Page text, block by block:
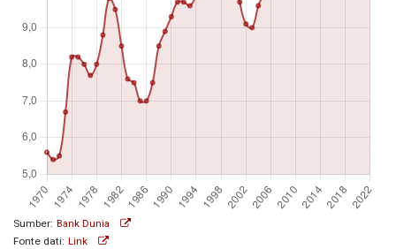
Sumber: Bank Dunia
Fonte dati: Link